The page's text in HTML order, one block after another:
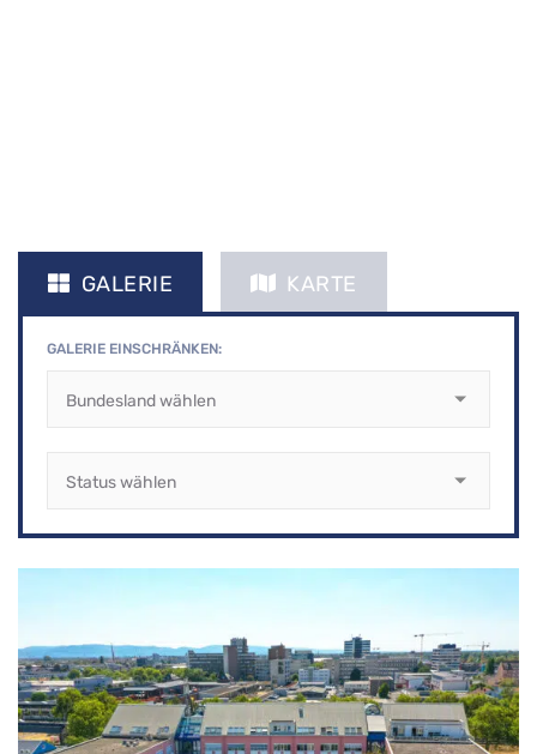
GALERIE KARTE
GALERIE EINSCHRÄNKEN: